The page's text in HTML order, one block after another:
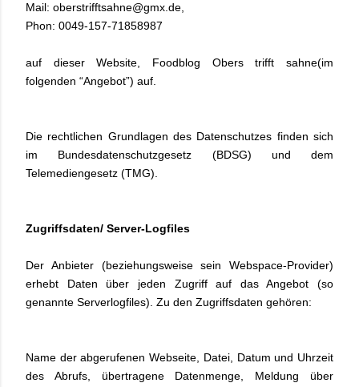
Mail: oberstrifftsahne@gmx.de,
Phon: 0049-157-71858987
auf dieser Website, Foodblog Obers trifft sahne(im
folgenden “Angebot”) auf.
Die rechtlichen Grundlagen des Datenschutzes finden sich
im Bundesdatenschutzgesetz (BDSG) und dem
Telemediengesetz (TMG).
Zugriffsdaten/ Server-Logfiles
Der Anbieter (beziehungsweise sein Webspace-Provider)
erhebt Daten über jeden Zugriff auf das Angebot (so
genannte Serverlogfiles). Zu den Zugriffsdaten gehören:
Name der abgerufenen Webseite, Datei, Datum und Uhrzeit
des Abrufs, übertragene Datenmenge, Meldung über